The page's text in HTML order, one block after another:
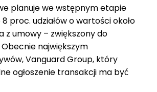
planuje we wstępnym etapie
proc. udziałów o wartości około
z umowy – zwiększony do
największym
Vanguard Group, który
ogłoszenie transakcji ma być